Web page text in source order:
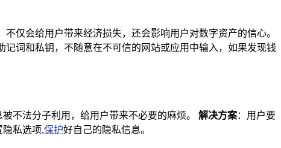
仅会给用户带来经济损失，还会影响用户对数字资产的信心。
词和私钥，不随意在不可信的网站或应用中输入，如果发现钱
不法分子利用，给用户带来不必要的麻烦。 解决方案：用户要
私选项,保护好自己的隐私信息。